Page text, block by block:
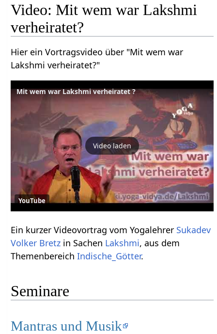
Video: Mit wem war Lakshmi
verheiratet?
Hier ein Vortragsvideo über "Mit wem war
Lakshmi verheiratet?"
Mit wem war Lakshmi verheiratet ?
Video laden
YouTube
Ein kurzer Videovortrag vom Yogalehrer Sukadev
Volker Bretz in Sachen Lakshmi, aus dem
ThemenbereichIndische_Götter.
Seminare
Mantras und Musik